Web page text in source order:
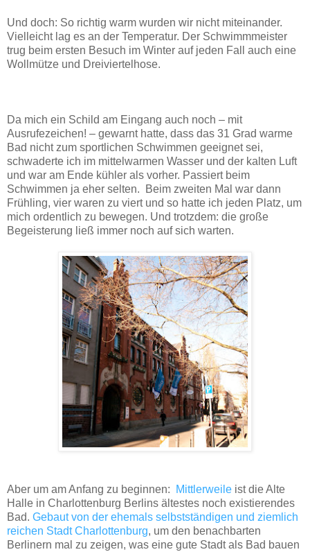
Und doch: So richtig warm wurden wir nicht miteinander.
Vielleicht lag es an der Temperatur. Der Schwimmmeister
trug beim ersten Besuch im Winter auf jeden Fall auch eine
Wollmütze und Dreiviertelhose.
Da mich ein Schild am Eingang auch noch – mit
Ausrufezeichen! – gewarnt hatte, dass das 31 Grad warme
Bad nicht zum sportlichen Schwimmen geeignet sei,
schwaderte ich im mittelwarmen Wasser und der kalten Luft
und war am Ende kühler als vorher. Passiert beim
Schwimmen ja eher selten. Beim zweiten Mal war dann
Frühling, vier waren zu viert und so hatte ich jeden Platz, um
mich ordentlich zu bewegen. Und trotzdem: die große
Begeisterung ließ immer noch auf sich warten.
Aber um am Anfang zu beginnen: Mittlerweile ist die Alte
Halle in Charlottenburg Berlins ältestes noch existierendes
Bad. Gebaut von der ehemals selbstständigen und ziemlich
reichen Stadt Charlottenburg, um den benachbarten
Berlinern mal zu zeigen, was eine gute Stadt als Bad bauen